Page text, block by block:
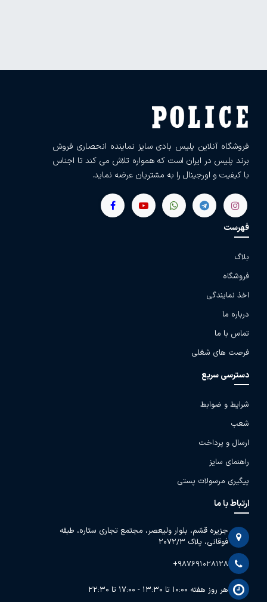
فروشگاه آنلاین پلیس بادی سایز نماینده انحصاری فروش
برند پلیس در ایران است که همواره تلاش می کند تا اجناس
با کیفیت و اورجینال را به مشتریان عرضه نماید.
فهرست
بلاگ
فروشگاه
اخذ نمایندگی
درباره ما
تماس با ما
فرصت های شغلی
دسترسی سریع
شرایط و ضوابط
شعب
ارسال و پرداخت
راهنمای سایز
پیگیری مرسولات پستی
ارتباط با ما
جزیره قشم، بلوار ولیعصر، مجتمع تجاری ستاره، طبقه
فوقانی، پلاک 2072/3
+987691028128
هر روز هفته 10:00 تا 13:30 - 17:00 تا 22:30